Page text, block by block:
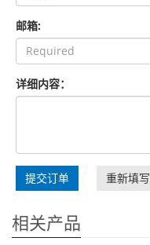
邮箱:
详细内容：
提交订单 重新填写
相关产品